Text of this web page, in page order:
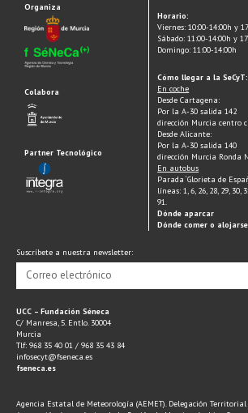
Organiza
Colabora
Partner Tecnológico
Horario:
Viernes: 10:00-14:00h y
Sábado: 11:00-14:00h y
Domingo: 11:00-14:00h
Cómo llegar a la SeCyT:
En coche
Desde Cartagena:
Por la A-30 salida 142
dirección Murcia centro
Desde Alicante:
Por la A-30 salida 140
dirección Murcia Ronda
En autobus
Parada ‘Glorieta de
líneas: 1, 6, 26, 28, 29, 30,
91.
Dónde aparcar
Dónde comer o alojarse
Suscríbete a nuestra newsletter:
UCC – Fundación Séneca
C/ Manresa, 5. Entlo. 30004
Murcia
Tlf: 968 35 40 01 / 968 35 43 84
infosecyt@fseneca.es
fseneca.es
Agencia Estatal de Meteorología (AEMET). Delegación